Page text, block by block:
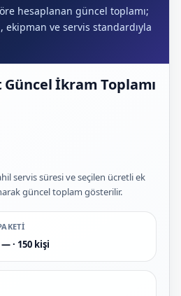
hesaplanan güncel toplamı;
ve servis standardıyla
İkram Toplamı
servis süresi ve seçilen ücretli ek
güncel toplam gösterilir.
· 150 kişi